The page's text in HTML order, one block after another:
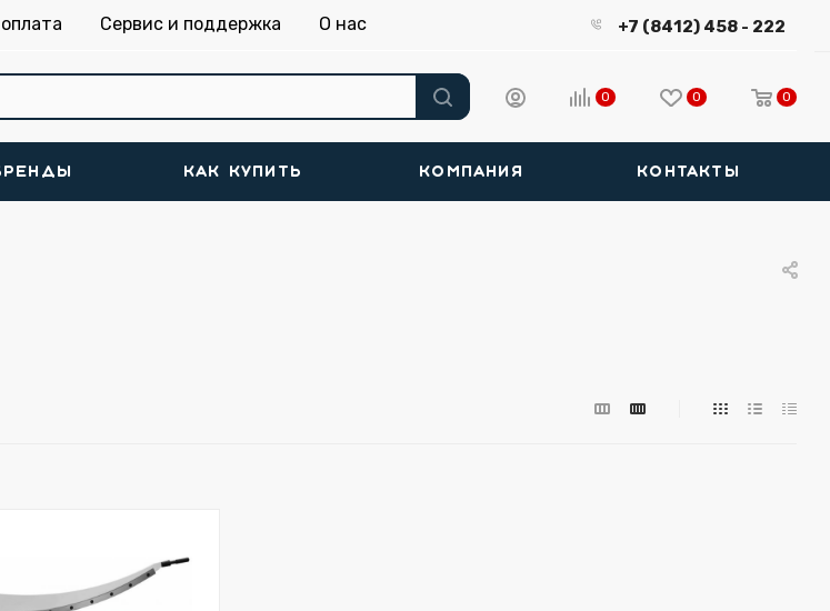
Сервис и поддержка О нас +7 (8412) 458 - 222
0 0 0
КАК КУПИТЬ КОМПАНИЯ КОНТАКТЫ